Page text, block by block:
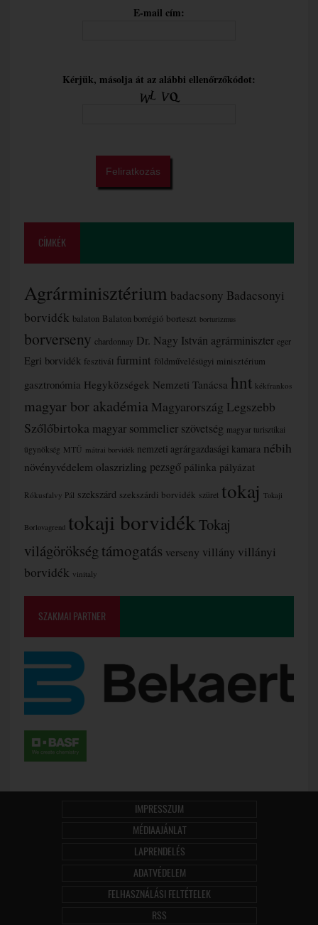
E-mail cím:
Kérjük, másolja át az alábbi ellenőrzőkódot:
CÍMKÉK
Agrárminisztérium badacsony Badacsonyi
borvidék balaton Balaton borrégió borteszt borturizmus
borverseny chardonnay Dr. Nagy István agrárminiszter eger
Egri borvidék fesztivál furmint földművelésügyi minisztérium
gasztronómia Hegyközségek Nemzeti Tanácsa hnt kékfrankos
magyar bor akadémia Magyarország Legszebb
Szőlőbirtoka magyar sommelier szövetség magyar turisztikai
ügynökség MTÜ mátrai borvidék nemzeti agrárgazdasági kamara nébih
növényvédelem olaszrizling pezsgő pálinka pályázat
Rókusfalvy Pál szekszárd szekszárdi borvidék szüret tokaj Tokaji
Borlovagrend tokaji borvidékTokaj
világörökségtámogatás verseny villány villányi
borvidék vinitaly
SZAKMAI PARTNER
IMPRESSZUM
MÉDIAAJÁNLAT
LAPRENDELÉS
ADATVÉDELEM
FELHASZNÁLÁSI FELTÉTELEK
RSS